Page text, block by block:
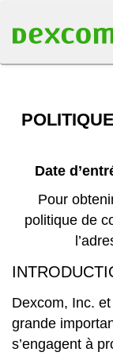
Date
Pour
politique de
Dexcom, Inc.
grande
s’engagent à